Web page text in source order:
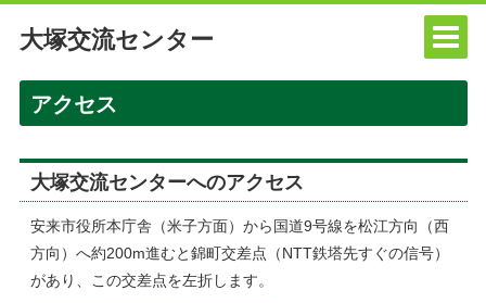
大塚交流センター
アクセス
大塚交流センターへのアクセス
安来市役所本庁舎（米子方面）から国道9号線を松江方向（西
方向）へ約200m進むと錦町交差点（NTT鉄塔先すぐの信号）
があり、この交差点を左折します。